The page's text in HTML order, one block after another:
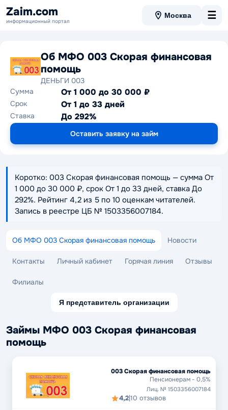
Zaim.com
информационный портал
Москва ☰
Об МФО 003 Скорая финансовая
помощь
ДЕНЬГИ 003
Сумма
От 1 000 до 30 000 ₽
Срок От 1 до 33 дней
Ставка До 292%
Оставить заявку на займ
Коротко: 003 Скорая финансовая помощь — сумма От
1 000 до 30 000 ₽, срок От 1 до 33 дней, ставка До
292%. Рейтинг 4,2 из 5 по 10 оценкам читателей.
Запись в реестре ЦБ № 1503356007184.
Об МФО 003 Скорая финансовая помощь Новости
Контакты Личный кабинет Горячая линия Отзывы
Филиалы
Я представитель организации
Займы МФО 003 Скорая финансовая
помощь
003 Скорая финансовая помощь
Пенсионерам - 0,5%
Лиц. № 1503356007184
4,2|10 отзывов